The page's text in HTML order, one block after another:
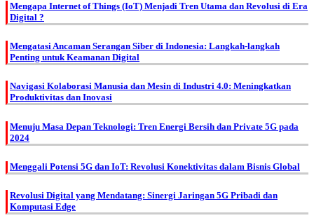
Mengapa Internet of Things (IoT) Menjadi Tren Utama dan Revolusi di Era
Digital ?
Mengatasi Ancaman Serangan Siber di Indonesia: Langkah-langkah
Penting untuk Keamanan Digital
Navigasi Kolaborasi Manusia dan Mesin di Industri 4.0: Meningkatkan
Produktivitas dan Inovasi
Menuju Masa Depan Teknologi: Tren Energi Bersih dan Private 5G pada
2024
Menggali Potensi 5G dan IoT: Revolusi Konektivitas dalam Bisnis Global
Revolusi Digital yang Mendatang: Sinergi Jaringan 5G Pribadi dan
Komputasi Edge